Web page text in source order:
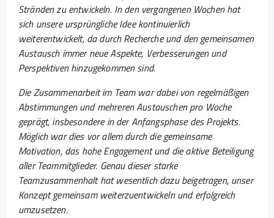
Stränden zu entwickeln. In den vergangenen Wochen hat
sich unsere ursprüngliche Idee kontinuierlich
weiterentwickelt, da durch Recherche und den gemeinsamen
Austausch immer neue Aspekte, Verbesserungen und
Perspektiven hinzugekommen sind.
Die Zusammenarbeit im Team war dabei von regelmäßigen
Abstimmungen und mehreren Austauschen pro Woche
geprägt, insbesondere in der Anfangsphase des Projekts.
Möglich war dies vor allem durch die gemeinsame
Motivation, das hohe Engagement und die aktive Beteiligung
aller Teammitglieder. Genau dieser starke
Teamzusammenhalt hat wesentlich dazu beigetragen, unser
Konzept gemeinsam weiterzuentwickeln und erfolgreich
umzusetzen.